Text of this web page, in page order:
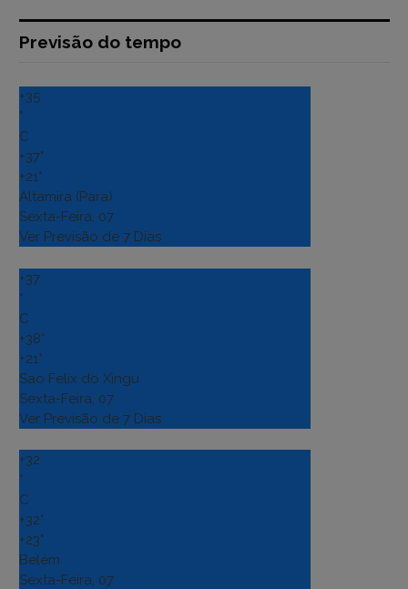
Previsão do tempo
+35
°
C
+37°
+21°
Altamira (Para)
Sexta-Feira, 07
Ver Previsão de 7 Dias
+37
°
C
+38°
+21°
Sao Felix do Xingu
Sexta-Feira, 07
Ver Previsão de 7 Dias
+32
°
C
+32°
+23°
Belém
Sexta-Feira, 07